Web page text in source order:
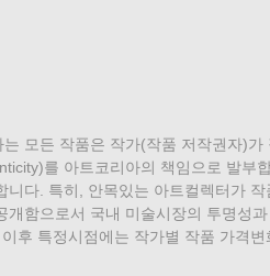
모든 작품은 작가(작품 저작권자)
를 아트코리아의 책임으로 발부
니다. 특히, 안목있는 아트컬렉터가
개함으로서 국내 미술시장의 투명성
후 특정시점에는 작가별 작품 가격변